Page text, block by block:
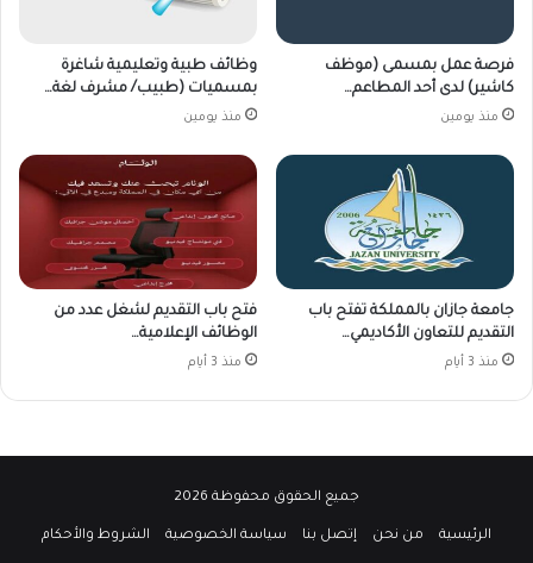
فرصة عمل بمسمى (موظف
كاشير) لدى أحد المطاعم…
منذ يومين
وظائف طبية وتعليمية شاغرة
بمسميات (طبيب/ مشرف لغة…
منذ يومين
جامعة جازان بالمملكة تفتح باب
التقديم للتعاون الأكاديمي…
منذ 3 أيام
فتح باب التقديم لشغل عدد من
الوظائف الإعلامية…
منذ 3 أيام
جميع الحقوق محفوظة 2026
الرئيسية من نحن إتصل بنا سياسة الخصوصية الشروط والأحكام